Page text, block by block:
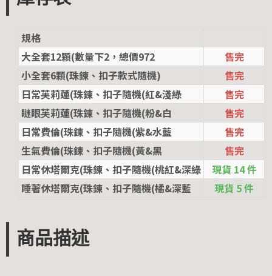
規格
大全套12顆(數量下2，總價972
售完
小全套6顆(珠鍊、扣子款式隨機)
售完
日常芙莉蓮(珠鍊、扣子隨機(紅&淺綠
售完
瞇眼芙莉蓮(珠鍊、扣子隨機(粉&白
售完
日常費倫(珠鍊、扣子隨機(紫&水藍
售完
生氣費倫(珠鍊、扣子隨機(黃&黑
售完
日常休塔爾克(珠鍊、扣子隨機(桃紅&深綠
現貨 14 件
睡著休塔爾克(珠鍊、扣子隨機(橘&深藍
現貨 5 件
商品描述